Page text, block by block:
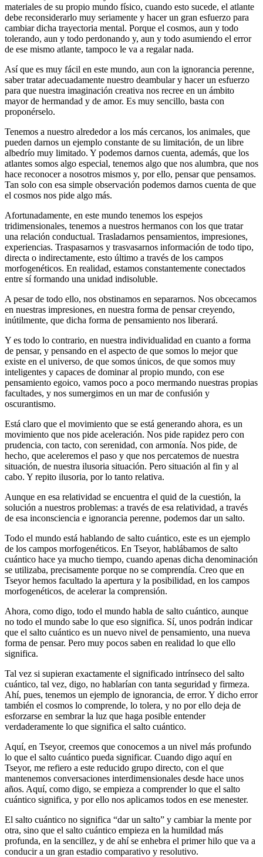
materiales de su propio mundo físico, cuando esto sucede, el atlante
debe reconsiderarlo muy seriamente y hacer un gran esfuerzo para
cambiar dicha trayectoria mental. Porque el cosmos, aun y todo
tolerando, aun y todo perdonando y, aun y todo asumiendo el error
de ese mismo atlante, tampoco le va a regalar nada.
Así que es muy fácil en este mundo, aun con la ignorancia perenne,
saber tratar adecuadamente nuestro deambular y hacer un esfuerzo
para que nuestra imaginación creativa nos recree en un ámbito
mayor de hermandad y de amor. Es muy sencillo, basta con
proponérselo.
Tenemos a nuestro alrededor a los más cercanos, los animales, que
pueden darnos un ejemplo constante de su limitación, de un libre
albedrío muy limitado. Y podemos darnos cuenta, además, que los
atlantes somos algo especial, tenemos algo que nos alumbra, que nos
hace reconocer a nosotros mismos y, por ello, pensar que pensamos.
Tan solo con esa simple observación podemos darnos cuenta de que
el cosmos nos pide algo más.
Afortunadamente, en este mundo tenemos los espejos
tridimensionales, tenemos a nuestros hermanos con los que tratar
una relación conductual. Trasladarnos pensamientos, impresiones,
experiencias. Traspasarnos y trasvasarnos información de todo tipo,
directa o indirectamente, esto último a través de los campos
morfogenéticos. En realidad, estamos constantemente conectados
entre sí formando una unidad indisoluble.
A pesar de todo ello, nos obstinamos en separarnos. Nos obcecamos
en nuestras impresiones, en nuestra forma de pensar creyendo,
inútilmente, que dicha forma de pensamiento nos liberará.
Y es todo lo contrario, en nuestra individualidad en cuanto a forma
de pensar, y pensando en el aspecto de que somos lo mejor que
existe en el universo, de que somos únicos, de que somos muy
inteligentes y capaces de dominar al propio mundo, con ese
pensamiento egoico, vamos poco a poco mermando nuestras propias
facultades, y nos sumergimos en un mar de confusión y
oscurantismo.
Está claro que el movimiento que se está generando ahora, es un
movimiento que nos pide aceleración. Nos pide rapidez pero con
prudencia, con tacto, con serenidad, con armonía. Nos pide, de
hecho, que aceleremos el paso y que nos percatemos de nuestra
situación, de nuestra ilusoria situación. Pero situación al fin y al
cabo. Y repito ilusoria, por lo tanto relativa.
Aunque en esa relatividad se encuentra el quid de la cuestión, la
solución a nuestros problemas: a través de esa relatividad, a través
de esa inconsciencia e ignorancia perenne, podemos dar un salto.
Todo el mundo está hablando de salto cuántico, este es un ejemplo
de los campos morfogenéticos. En Tseyor, hablábamos de salto
cuántico hace ya mucho tiempo, cuando apenas dicha denominación
se utilizaba, precisamente porque no se comprendía. Creo que en
Tseyor hemos facultado la apertura y la posibilidad, en los campos
morfogenéticos, de acelerar la comprensión.
Ahora, como digo, todo el mundo habla de salto cuántico, aunque
no todo el mundo sabe lo que eso significa. Sí, unos podrán indicar
que el salto cuántico es un nuevo nivel de pensamiento, una nueva
forma de pensar. Pero muy pocos saben en realidad lo que ello
significa.
Tal vez si supieran exactamente el significado intrínseco del salto
cuántico, tal vez, digo, no hablarían con tanta seguridad y firmeza.
Ahí, pues, tenemos un ejemplo de ignorancia, de error. Y dicho error
también el cosmos lo comprende, lo tolera, y no por ello deja de
esforzarse en sembrar la luz que haga posible entender
verdaderamente lo que significa el salto cuántico.
Aquí, en Tseyor, creemos que conocemos a un nivel más profundo
lo que el salto cuántico pueda significar. Cuando digo aquí en
Tseyor, me refiero a este reducido grupo directo, con el que
mantenemos conversaciones interdimensionales desde hace unos
años. Aquí, como digo, se empieza a comprender lo que el salto
cuántico significa, y por ello nos aplicamos todos en ese menester.
El salto cuántico no significa “dar un salto” y cambiar la mente por
otra, sino que el salto cuántico empieza en la humildad más
profunda, en la sencillez, y de ahí se enhebra el primer hilo que va a
conducir a un gran estadio comparativo y resolutivo.